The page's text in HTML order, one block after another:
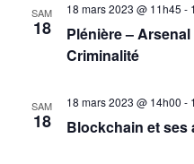
SAM
18
18 mars 2023 @ 11h45 -
Plénière –
Criminalité
SAM
18
18 mars 2023 @ 14h00 -
Blockchain et ses